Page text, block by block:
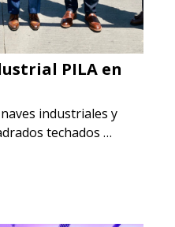
PILA en
industriales y
techados …